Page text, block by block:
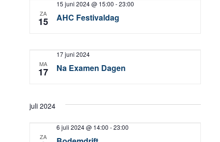
ZA
15 AHC Festivaldag
15 juni 2024 @ 15:00 -23:00
MA
17 Na Examen Dagen
17 juni 2024
juli 2024
ZA
6 juli 2024 @ 14:00 -23:00